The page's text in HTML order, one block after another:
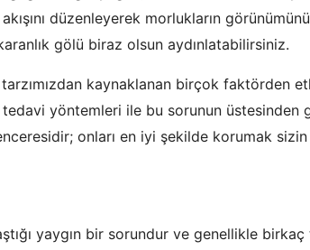
düzenleyerek morlukların
gölü biraz olsun aydınlatabilirsiniz.
kaynaklanan birçok faktörden
yöntemleri ile bu sorunun üstesinden
onları en iyi şekilde korumak
yaygın bir sorundur ve genellikle birkaç